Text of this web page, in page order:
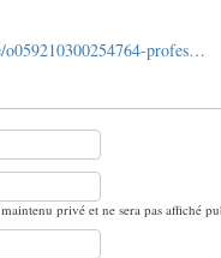
profes…
privé et ne sera pas affiché